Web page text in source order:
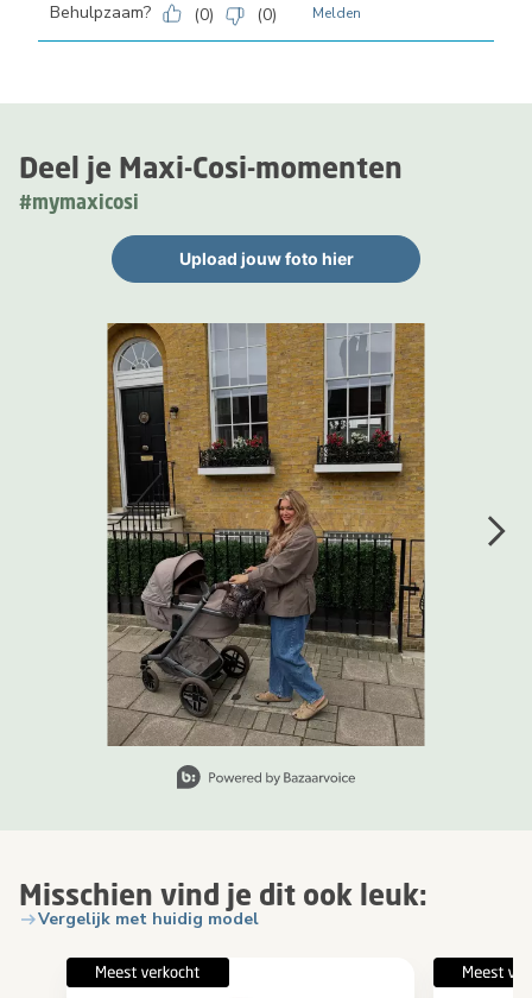
Deel je Maxi-Cosi-momenten
#mymaxicosi
Upload jouw foto hier
Media Gallerij
Carrousel met productfoto's. Gebruik de knoppen Vorige en
Misschien vind je dit ook leuk:
Vergelijk met huidig model
Behulpzaam? (0) (0) Melden